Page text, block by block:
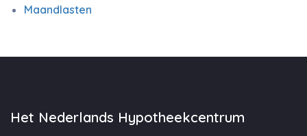
Maandlasten
Het Nederlands Hypotheekcentrum